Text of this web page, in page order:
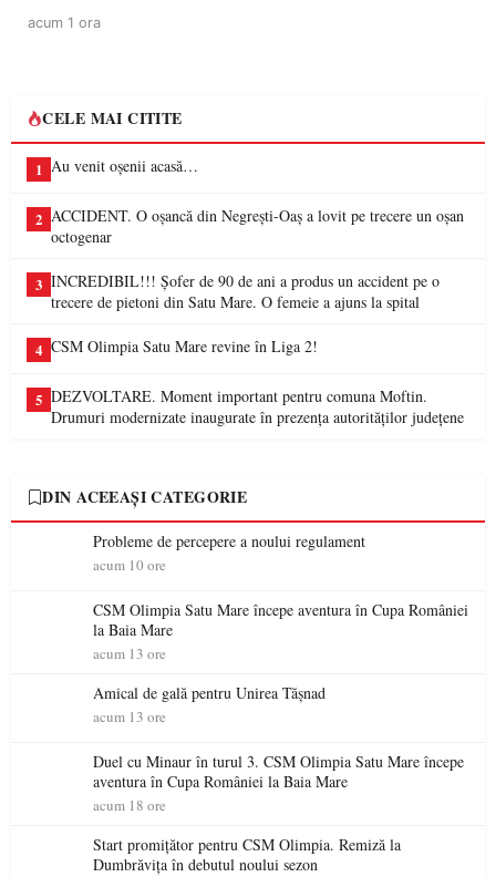
acum 1 ora
CELE MAI CITITE
1 Au venit oșenii acasă…
2 ACCIDENT. O oșancă din Negrești-Oaș a lovit pe trecere un oșan
octogenar
3 INCREDIBIL!!! Șofer de 90 de ani a produs un accident pe o
trecere de pietoni din Satu Mare. O femeie a ajuns la spital
4 CSM Olimpia Satu Mare revine în Liga 2!
5 DEZVOLTARE. Moment important pentru comuna Moftin.
Drumuri modernizate inaugurate în prezența autorităților județene
DIN ACEEAȘI CATEGORIE
Probleme de percepere a noului regulament
acum 10 ore
CSM Olimpia Satu Mare începe aventura în Cupa României
la Baia Mare
acum 13 ore
Amical de gală pentru Unirea Tășnad
acum 13 ore
Duel cu Minaur în turul 3. CSM Olimpia Satu Mare începe
aventura în Cupa României la Baia Mare
acum 18 ore
Start promițător pentru CSM Olimpia. Remiză la
Dumbrăvița în debutul noului sezon